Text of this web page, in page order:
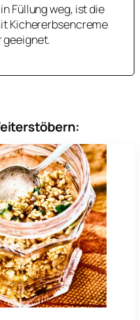
Füllung weg, ist die
Kichererbsencreme
geeignet.